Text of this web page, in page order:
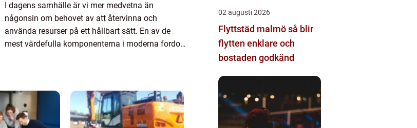
I dagens samhälle är vi mer medvetna än
någonsin om behovet av att återvinna och
använda resurser på ett hållbart sätt. En av de
mest värdefulla komponenterna i moderna fordon
02 augusti 2026
Flyttstäd malmö så blir
flytten enklare och
bostaden godkänd